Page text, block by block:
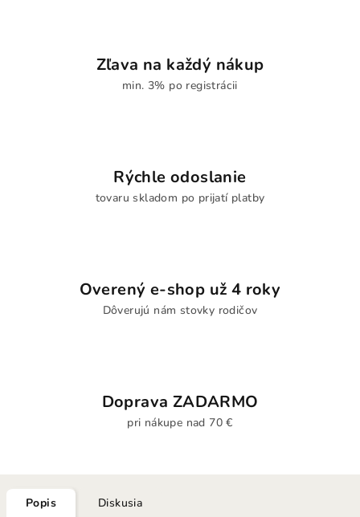
Zľava na každý nákup
min. 3% po registrácii
Rýchle odoslanie
tovaru skladom po prijatí platby
Overený e-shop už 4 roky
Dôverujú nám stovky rodičov
Doprava ZADARMO
pri nákupe nad 70 €
Popis Diskusia